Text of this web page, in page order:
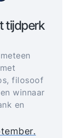
tijdperk
filosoof
winnaar
en